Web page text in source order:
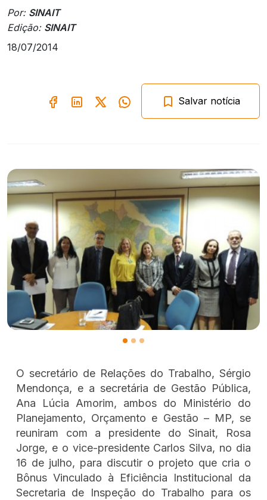
Por: SINAIT
Edição: SINAIT
18/07/2014
Salvar notícia
O secretário de Relações do Trabalho, Sérgio
Mendonça, e a secretária de Gestão Pública,
Ana Lúcia Amorim, ambos do Ministério do
Planejamento, Orçamento e Gestão – MP, se
reuniram com a presidente do Sinait, Rosa
Jorge, e o vice-presidente Carlos Silva, no dia
16 de julho, para discutir o projeto que cria o
Bônus Vinculado à Eficiência Institucional da
Secretaria de Inspeção do Trabalho para os